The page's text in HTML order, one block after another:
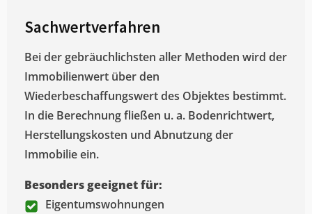
Sachwertverfahren
Bei der gebräuchlichsten aller Methoden wird der
Immobilienwert über den
Wiederbeschaffungswert des Objektes bestimmt.
In die Berechnung fließen u. a. Bodenrichtwert,
Herstellungskosten und Abnutzung der
Immobilie ein.
Besonders geeignet für:
Eigentumswohnungen